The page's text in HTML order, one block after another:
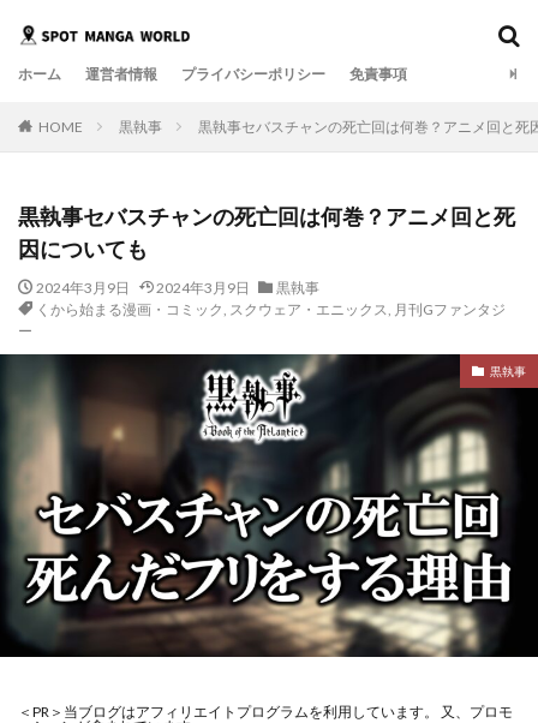
ホーム 運営者情報 プライバシーポリシー 免責事項
HOME 黒執事 黒執事セバスチャンの死亡回は何巻？アニメ回と死
黒執事セバスチャンの死亡回は何巻？アニメ回と死
因についても
2024年3月9日 2024年3月9日
黒執事
くから始まる漫画・コミック, スクウェア・エニックス, 月刊Gファンタジ
ー
黒執事
＜PR＞当ブログはアフィリエイトプログラムを利用しています。 又、プロモ